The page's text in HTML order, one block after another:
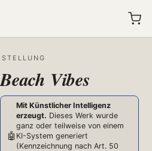
Beach Vibes
🤖
Mit Künstlicher Intelligenz
erzeugt. Dieses Werk wurde
ganz oder teilweise von einem
KI-System generiert
(Kennzeichnung nach Art. 50